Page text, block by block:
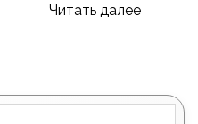
Читать далее